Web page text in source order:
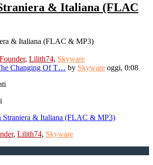
& Italiana (FLAC
& Italiana (FLAC & MP3)
Founder, Lilith74, Skyware
Changing Of T… by Skyware oggi, 0:08
Straniera & Italiana (FLAC & MP3)
, Lilith74, Skyware